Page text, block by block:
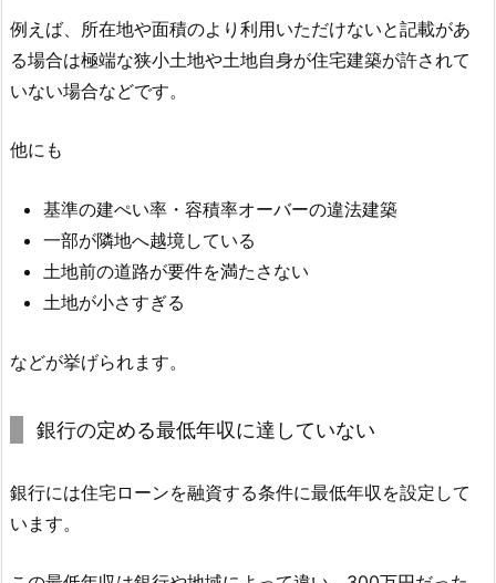
例えば、所在地や面積のより利用いただけないと記載があ
る場合は極端な狭小土地や土地自身が住宅建築が許されて
いない場合などです。
他にも
基準の建ぺい率・容積率オーバーの違法建築
一部が隣地へ越境している
土地前の道路が要件を満たさない
土地が小さすぎる
などが挙げられます。
銀行の定める最低年収に達していない
銀行には住宅ローンを融資する条件に最低年収を設定して
います。